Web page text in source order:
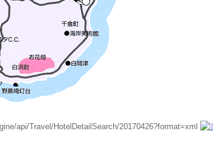
api/Travel/HotelDetailSearch/20170426?format=xml